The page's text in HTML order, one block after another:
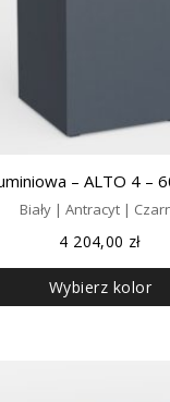
– ALTO 4 –
Biały | Antracyt |
4 204,00 zł
Wybierz kolor